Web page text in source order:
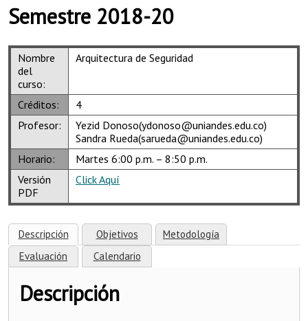
Semestre 2018-20
Nombre
del
curso:
Arquitectura de Seguridad
Créditos:
4
Profesor:
Yezid Donoso(ydonoso@uniandes.edu.co)
Sandra Rueda(sarueda@uniandes.edu.co)
Horario:
Martes 6:00 p.m. – 8:50 p.m.
Versión
PDF
Click Aquí
Descripción Objetivos
Metodología
Evaluación
Calendario
Descripción